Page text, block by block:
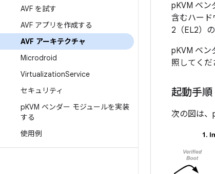
AVF を試す
AVF アプリを作成する
AVF アーキテクチャ
Microdroid
VirtualizationService
セキュリティ
pKVM ベンダー モジュールを実装
する
使用例
pKVM ベン
含むハード
2（EL2）
pKVM ベン
照してくだ
起動手順
次の図は、